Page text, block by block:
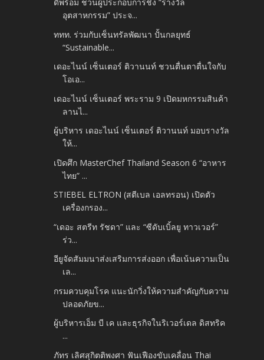
ดีพร้อม ชวนผู้ประกอบการชิง “รางวัล
อุตสาหกรรม” ประจ...
ททท. ร่วมกับเซ็นทรัลพัฒนา ปั้นกลยุทธ์
“Sustainable...
เดอะไนน์ เซ็นเตอร์ ติวานนท์ ชวนตื่นตาตื่นใจกับ
โอเอ...
เดอะไนน์ เซ็นเตอร์ พระราม 9 เปิดมหกรรมสินค้า
ลานไ...
ผู้บริหาร เดอะไนน์ เซ็นเตอร์ ติวานนท์ มอบรางวัล
ให้...
เปิดศึก MasterChef Thailand Season 6 “อาหาร
ไทย” ...
STIEBEL ELTRON (สตีเบล เอลทรอน) เปิดตัว
เครื่องกรอง...
“เดอะ สตรีท รัชดา” และ “ซีดับเบิ้ลยู ทาวเวอร์”
ร่ว...
อียูจัดสัมมนาส่งเสริมการส่งออก เพื่อเน้นความเป็น
เล...
กรมควบคุมโรค แนะนักวิ่งให้ความสำคัญกับความ
ปลอดภัยข...
ผู้บริหารเอ็ม บี เค และธุรกิจในริเวอร์เดล ดิสทริค
...
ภัทร เลิศสุกิตติพงศา ฟันเฟืองขับเคลื่อน Thai